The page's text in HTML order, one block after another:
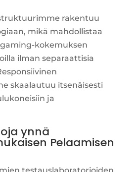
rakentuu
mikä mahdollistaa
kokemuksen
ilman separaattisia
skaalautuu itsenäisesti
ja
ynnä
Pelaamisen